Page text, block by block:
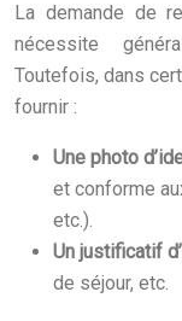
La demande de
nécessite
Toutefois, dans
fournir :
Une photo
et conforme
etc.).
Un justificatif
de séjour, etc.